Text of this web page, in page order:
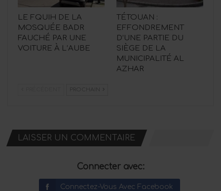
LE FQUIH DE LA
MOSQUÉE BADR
FAUCHÉ PAR UNE
VOITURE À L’AUBE
TÉTOUAN :
EFFONDREMENT
D’UNE PARTIE DU
SIÈGE DE LA
MUNICIPALITÉ AL
AZHAR
PROCHAIN
LAISSER UN COMMENTAIRE
Connecter avec:
Connectez-Vous Avec Facebook